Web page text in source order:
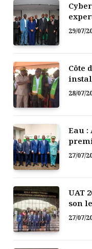
29/07/
Côte
28/07/
Eau
27/07/
UAT
son
27/07/